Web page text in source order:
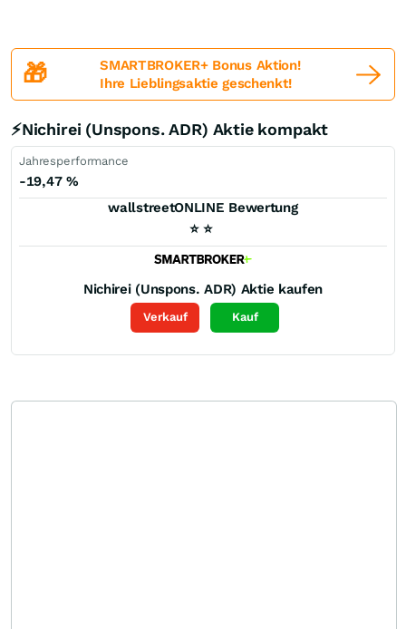
🎁
SMARTBROKER+ Bonus Aktion!
Ihre Lieblingsaktie geschenkt!
⚡Nichirei (Unspons. ADR) Aktie kompakt
Jahresperformance
-19,47 %
wallstreetONLINE Bewertung
⭐ ⭐
Nichirei (Unspons. ADR) Aktie kaufen
Verkauf Kauf